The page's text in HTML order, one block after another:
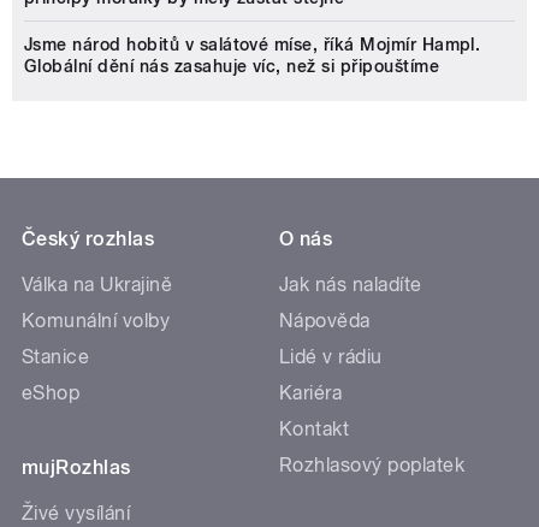
Jsme národ hobitů v salátové míse, říká Mojmír Hampl.
Globální dění nás zasahuje víc, než si připouštíme
Český rozhlas
Válka na Ukrajině
Komunální volby
Stanice
eShop
mujRozhlas
Živé vysílání
O nás
Jak nás naladíte
Nápověda
Lidé v rádiu
Kariéra
Kontakt
Rozhlasový poplatek